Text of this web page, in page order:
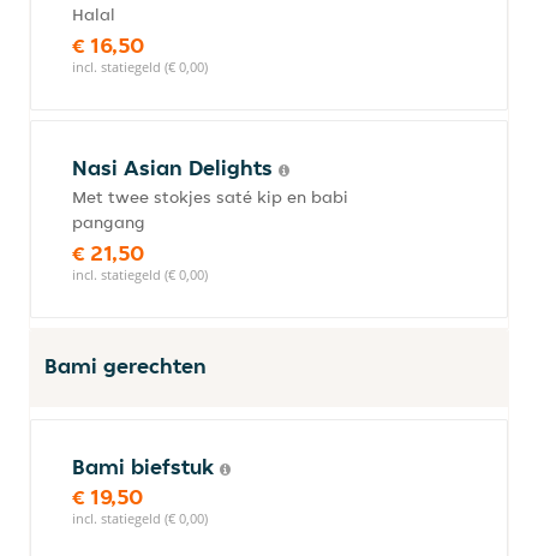
Halal
€ 16,50
incl. statiegeld (€ 0,00)
Nasi Asian Delights
Met twee stokjes saté kip en babi
pangang
€ 21,50
incl. statiegeld (€ 0,00)
Bami gerechten
Bami biefstuk
€ 19,50
incl. statiegeld (€ 0,00)